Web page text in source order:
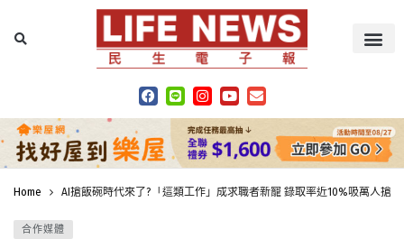
Home AI搶飯碗時代來了?「這類工作」成求職者新寵 錄取率近10%吸萬人搶報
合作媒體